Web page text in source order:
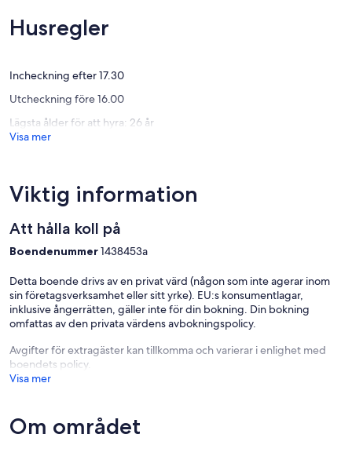
Husregler
Incheckning efter 17.30
Utcheckning före 16.00
Lägsta ålder för att hyra: 26 år
Visa mer
Viktig information
Att hålla koll på
Boendenummer1438453a
Detta boende drivs av en privat värd (någon som inte agerar inom
sin företagsverksamhet eller sitt yrke). EU:s konsumentlagar,
inklusive ångerrätten, gäller inte för din bokning. Din bokning
omfattas av den privata värdens avbokningspolicy.
Avgifter för extragäster kan tillkomma och varierar i enlighet med
boendets policy.
Visa mer
Om området